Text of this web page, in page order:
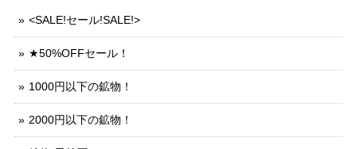
<SALE!セール!SALE!>
★50%OFFセール！
1000円以下の鉱物！
2000円以下の鉱物！